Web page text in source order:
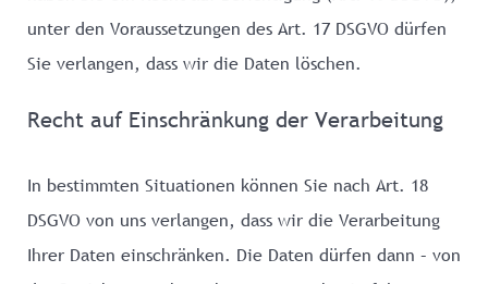
unter den Voraussetzungen des Art. 17 DSGVO dürfen
Sie verlangen, dass wir die Daten löschen.
Recht auf Einschränkung der Verarbeitung
In bestimmten Situationen können Sie nach Art. 18
DSGVO von uns verlangen, dass wir die Verarbeitung
Ihrer Daten einschränken. Die Daten dürfen dann – von